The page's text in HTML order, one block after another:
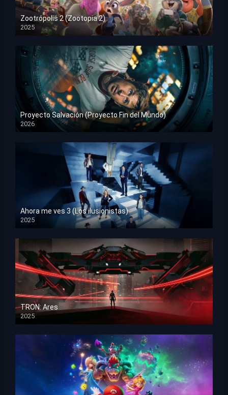
Zootrópolis 2 (Zootopia 2)
2025
HD 1080p
Proyecto Salvación (Proyecto Fin del Mundo)
2026
HD 1080p
Ahora me ves 3 (Los ilusionistas)
2025
HD 1080p
TRON: Ares
2025
HD 1080p